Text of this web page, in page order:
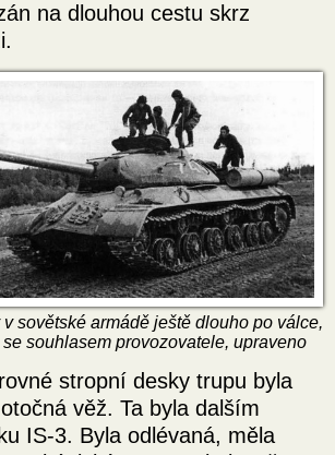
na dlouhou cestu skrz
sovětské armádě ještě dlouho po válce,
souhlasem provozovatele, upraveno
stropní desky trupu byla
věž. Ta byla dalším
IS-3. Byla odlévaná, měla